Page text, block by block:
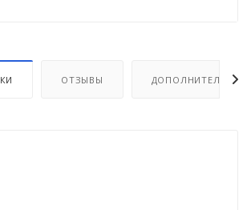
ОТЗЫВЫ ДОПОЛНИТЕЛЬНО